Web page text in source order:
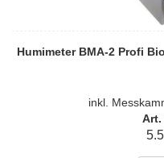
Humimeter BMA-2 Profi
inkl.
Art.